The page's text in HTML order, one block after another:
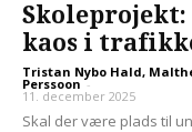
kaos i
Tristan Nybo Hald,
Perssoon -
11. december 2025
Skal der være plads til